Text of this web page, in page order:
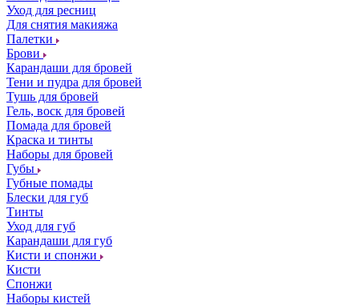
Уход для ресниц
Для снятия макияжа
Палетки
Брови
Карандаши для бровей
Тени и пудра для бровей
Тушь для бровей
Гель, воск для бровей
Помада для бровей
Краска и тинты
Наборы для бровей
Губы
Губные помады
Блески для губ
Тинты
Уход для губ
Карандаши для губ
Кисти и спонжи
Кисти
Спонжи
Наборы кистей